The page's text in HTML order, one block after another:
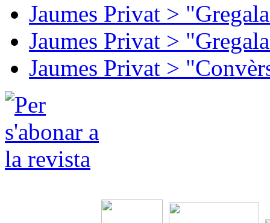
Jaumes Privat >
Jaumes Privat >
Jaumes Privat >